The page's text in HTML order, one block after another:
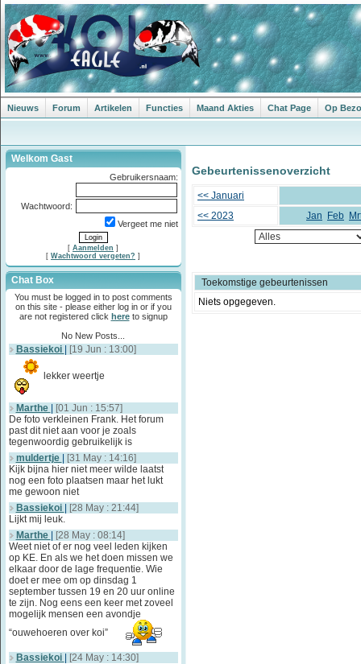
Nieuws Forum Artikelen Functies Maand Akties Chat Page Op
Welkom Gast
Gebruikersnaam:
Wachtwoord:
Vergeet me niet
[ Aanmelden ]
[ Wachtwoord vergeten? ]
Chat Box
You must be logged in to post comments
on this site - please either log in or if you
are not registered click hereto signup
No New Posts...
Bassiekoi [19 Jun : 13:00]
lekker weertje
Marthe
[01 Jun : 15:57]
De foto verkleinen Frank. Het forum
past dit niet aan voor je zoals
tegenwoordig gebruikelijk is
muldertje
[31 May : 14:16]
Kijk bijna hier niet meer wilde laatst
nog een foto plaatsen maar het lukt
me gewoon niet
Bassiekoi
[28 May : 21:44]
Lijkt mij leuk.
Marthe
[28 May : 08:14]
Weet niet of er nog veel leden kijken
op KE. En als we het doen missen we
elkaar door de lage frequentie. Wie
doet er mee om op dinsdag 1
september tussen 19 en 20 uur online
te zijn. Nog eens een keer met zoveel
mogelijk mensen een avondje
“ouwehoeren over koi”
Bassiekoi [24 May : 14:30]
Gebeurtenissenoverzicht
<< Januari
<< 2023
Jan Feb
Toekomstige gebeurtenissen
Niets opgegeven.